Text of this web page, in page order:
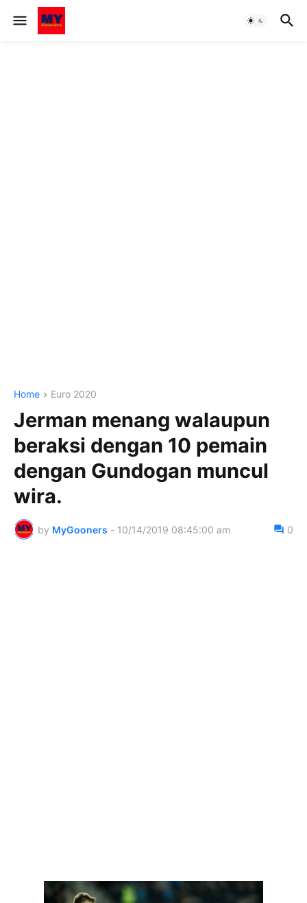
Home Euro 2020
Jerman menang walaupun
beraksi dengan 10 pemain
dengan Gundogan muncul
wira.
by MyGooners - 10/14/2019 08:45:00 am 0